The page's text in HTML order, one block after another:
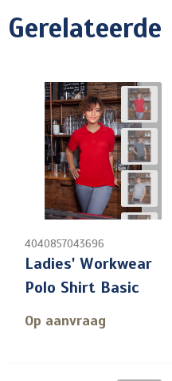
4040857043696
Ladies' Workwear
Polo Shirt Basic
Op aanvraag